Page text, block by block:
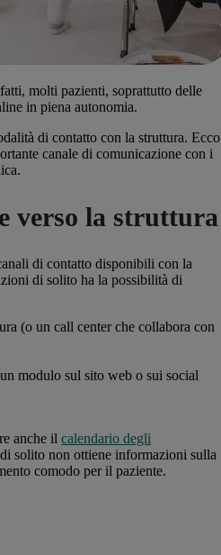
molti pazienti, soprattutto delle
in piena autonomia.
di contatto con la struttura. Ecco
canale di comunicazione con i
verso la struttura
di contatto disponibili con la
di solito ha la possibilità di
(o un call center che collabora con
modulo sul sito web o sui social
anche il calendario degli
solito non ottiene informazioni sulla
comodo per il paziente.